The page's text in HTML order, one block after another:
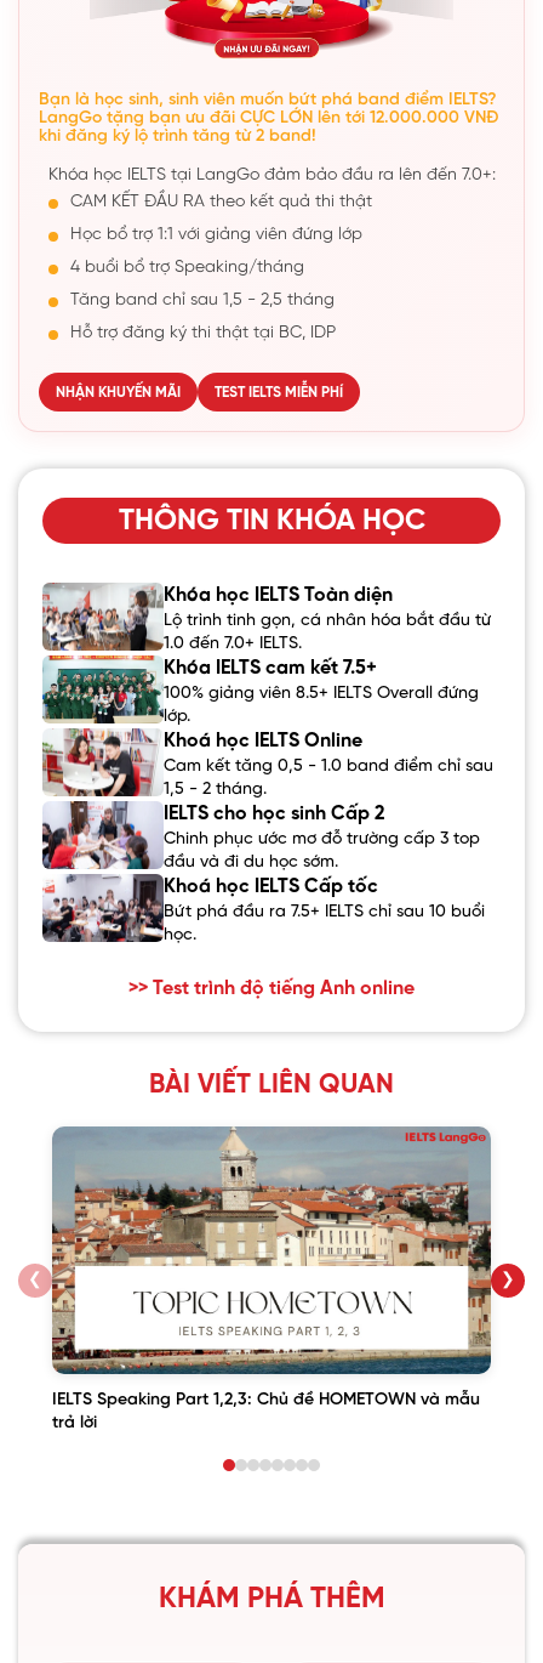
Bạn là học sinh, sinh viên muốn bứt phá band điểm IELTS?
LangGo tặng bạn ưu đãi CỰC LỚN lên tới 12.000.000 VNĐ
khi đăng ký lộ trình tăng từ 2 band!
Khóa học IELTS tại LangGo đảm bảo đầu ra lên đến 7.0+:
CAM KẾT ĐẦU RA theo kết quả thi thật
Học bổ trợ 1:1 với giảng viên đứng lớp
4 buổi bổ trợ Speaking/tháng
Tăng band chỉ sau 1,5 - 2,5 tháng
Hỗ trợ đăng ký thi thật tại BC, IDP
NHẬN KHUYẾN MÃI TEST IELTS MIỄN PHÍ
THÔNG TIN KHÓA HỌC
Khóa học IELTS Toàn diện
Lộ trình tinh gọn, cá nhân hóa bắt đầu từ
1.0 đến 7.0+ IELTS.
Khóa IELTS cam kết 7.5+
100% giảng viên 8.5+ IELTS Overall đứng
lớp.
Khoá học IELTS Online
Cam kết tăng 0,5 - 1.0 band điểm chỉ sau
1,5 - 2 tháng.
IELTS cho học sinh Cấp 2
Chinh phục ước mơ đỗ trường cấp 3 top
đầu và đi du học sớm.
Khoá học IELTS Cấp tốc
Bứt phá đầu ra 7.5+ IELTS chỉ sau 10 buổi
học.
>> Test trình độ tiếng Anh online
BÀI VIẾT LIÊN QUAN
❮
IELTS Speaking Part 1,2,3: Chủ đề HOMETOWN và mẫu
trả lời
❯
KHÁM PHÁ THÊM